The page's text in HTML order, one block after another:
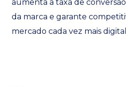
aumenta a taxa de
da marca e garante
mercado cada vez mais